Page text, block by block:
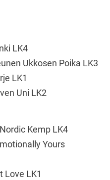
LK4
Ukkosen Poika LK3
LK1
Uni LK2
Kemp LK4
Yours
Love LK1